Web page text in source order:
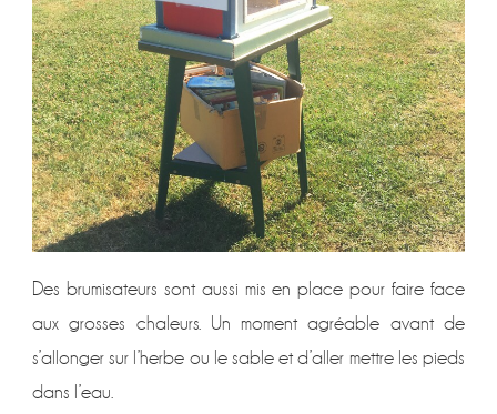
Des brumisateurs sont aussi mis en place pour faire face
aux grosses chaleurs. Un moment agréable avant de
s’allonger sur l’herbe ou le sable et d’aller mettre les pieds
dans l’eau.